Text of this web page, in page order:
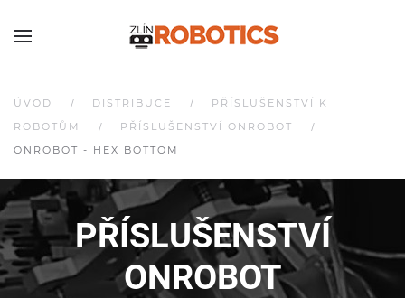
ÚVOD DISTRIBUCE
PŘÍSLUŠENSTVÍ K
ROBOTŮM
PŘÍSLUŠENSTVÍ ONROBOT
ONROBOT - HEX BOTTOM
PŘÍSLUŠENSTVÍ
ONROBOT